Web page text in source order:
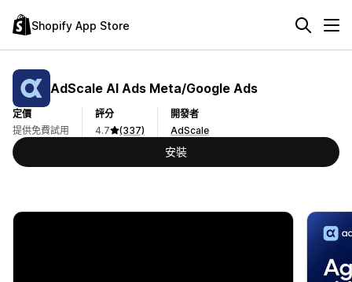
Shopify App Store
AdScale AI Ads Meta/Google Ads
定價
提供免費試用
評分
4.7
(337)
開發者
AdScale
安裝